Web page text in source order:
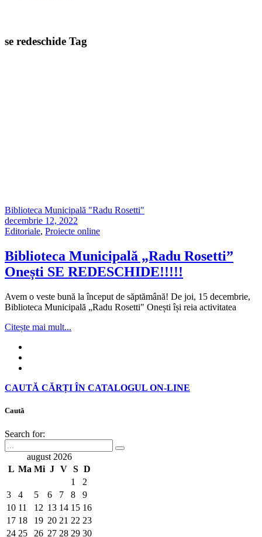
se redeschide Tag
Biblioteca Municipală "Radu Rosetti"
decembrie 12, 2022
Editoriale, Proiecte online
Biblioteca Municipală „Radu Rosetti”
Onești SE REDESCHIDE!!!!!
Avem o veste bună la început de săptămână! De joi, 15 decembrie,
Biblioteca Municipală „Radu Rosetti" Onești își reia activitatea
Citește mai mult...
CAUTĂ CĂRȚI ÎN CATALOGUL ON-LINE
Caută
Search for:
august 2026
L Ma Mi J V S D
1
2
3
4 5 6 7 8
9
10 11 12 13 14 15 16
17 18 19 20 21 22 23
24 25 26 27 28 29 30